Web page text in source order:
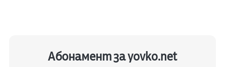
Абонамент за yovko.net